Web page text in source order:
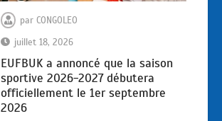
par CONGOLEO
juillet 18, 2026
EUFBUK a annoncé que la saison
sportive 2026-2027 débutera
officiellement le 1er septembre
2026